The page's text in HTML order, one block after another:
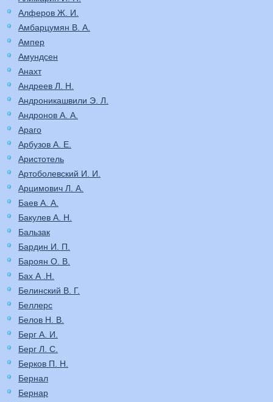
Алферов Ж. И.
Амбарцумян В. А.
Ампер
Амундсен
Анахт
Андреев Л. Н.
Андроникашвили Э. Л.
Андронов А. А.
Араго
Арбузов А. Е.
Аристотель
Артоболевский И. И.
Арцимович Л. А.
Баев А. А.
Бакулев А. Н.
Бальзак
Бардин И. П.
Бароян О. В.
Бах А .Н.
Белинский В. Г.
Беллерс
Белов Н. В.
Берг А. И.
Берг Л. С.
Берков П. Н.
Бернал
Бернар